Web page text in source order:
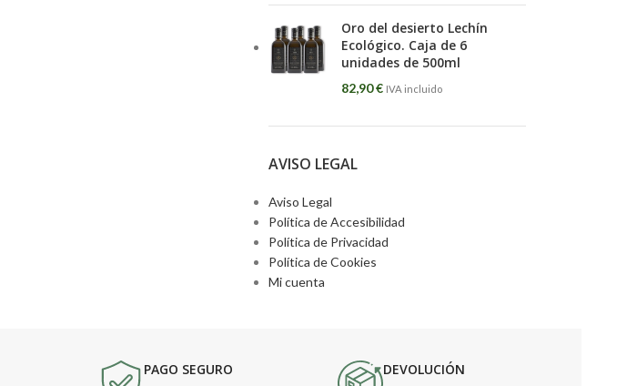
Oro del desierto Lechín
Ecológico. Caja de 6
unidades de 500ml
82,90€ IVA incluido
AVISO LEGAL
Aviso Legal
Política de Accesibilidad
Política de Privacidad
Política de Cookies
Mi cuenta
PAGO SEGURO DEVOLUCIÓN